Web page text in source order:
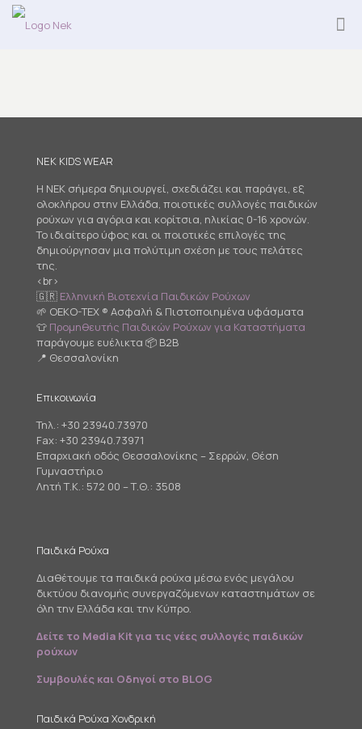
NEK KIDS WEAR
Η NEK σήμερα δημιουργεί, σχεδιάζει και παράγει, εξ
ολοκλήρου στην Ελλάδα, ποιοτικές συλλογές παιδικών
ρούχων για αγόρια και κορίτσια, ηλικίας 0-16 χρονών.
Το ιδιαίτερο ύφος και οι ποιοτικές επιλογές της
δημιούργησαν μια πολύτιμη σχέση με τους πελάτες
της.
<br>
🇬🇷 Ελληνική Βιοτεχνία Παιδικών Ρούχων
🌱 OEKO-TEX ® Ασφαλή & Πιστοποιημένα υφάσματα
👕 Προμηθευτής Παιδικών Ρούχων για Καταστήματα
παράγουμε ευέλικτα 📦 B2B
📍 Θεσσαλονίκη
Επικοινωνία
Τηλ.: +30 23940.73970
Fax: +30 23940.73971
Επαρχιακή οδός Θεσσαλονίκης – Σερρών, Θέση
Γυμναστήριο
Λητή Τ.Κ.: 572 00 – Τ.Θ.: 3508
Παιδικά Ρούχα
Διαθέτουμε τα παιδικά ρούχα μέσω ενός μεγάλου
δικτύου διανομής συνεργαζόμενων καταστημάτων σε
όλη την Ελλάδα και την Κύπρο.
Δείτε το Media Kit για τις νέες συλλογές παιδικών
ρούχων
Συμβουλές και Οδηγοί στο BLOG
Παιδικά Ρούχα Χονδρική